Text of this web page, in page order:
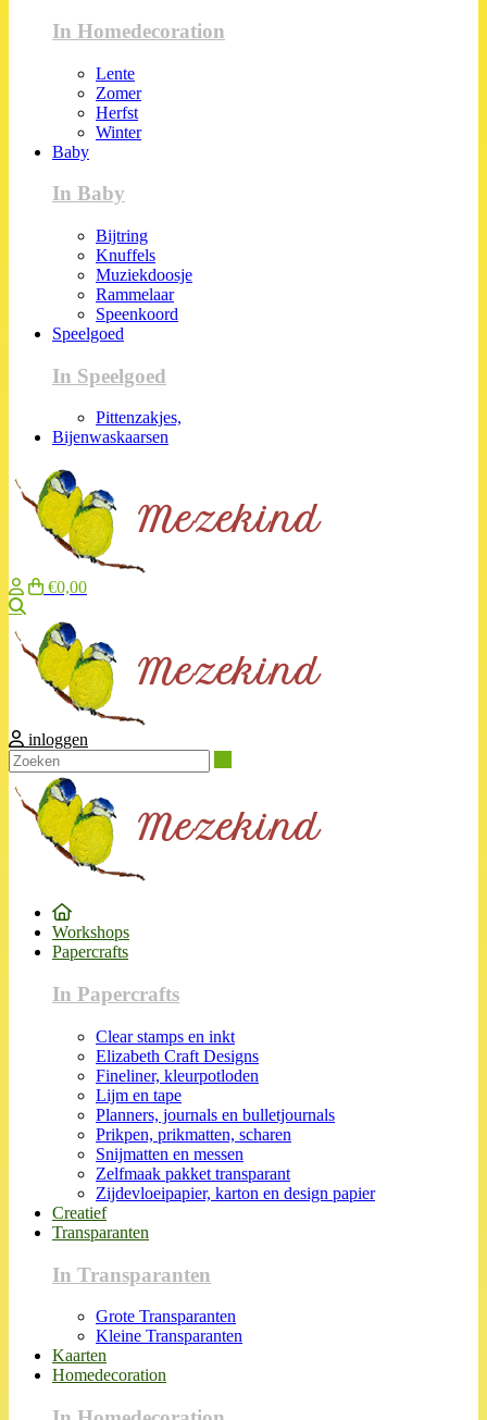
In Homedecoration
Lente
Zomer
Herfst
Winter
Baby
In Baby
Bijtring
Knuffels
Muziekdoosje
Rammelaar
Speenkoord
Speelgoed
In Speelgoed
Pittenzakjes,
Bijenwaskaarsen
€0,00
inloggen
Workshops
Papercrafts
In Papercrafts
Clear stamps en inkt
Elizabeth Craft Designs
Fineliner, kleurpotloden
Lijm en tape
Planners, journals en bulletjournals
Prikpen, prikmatten, scharen
Snijmatten en messen
Zelfmaak pakket transparant
Zijdevloeipapier, karton en design papier
Creatief
Transparanten
In Transparanten
Grote Transparanten
Kleine Transparanten
Kaarten
Homedecoration